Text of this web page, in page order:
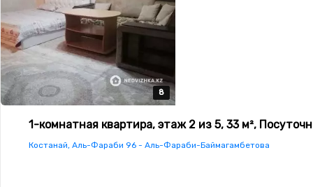
8
8
8
8
8
1-комнатная квартира, этаж 2 из 5, 33 м²,
Костанай, Аль-Фараби 96 - Аль-Фараби-Баймагамбетова